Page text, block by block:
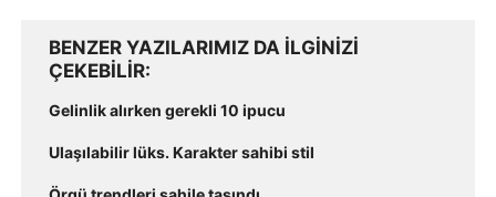
BENZER YAZILARIMIZ DA ILGINIZI
ÇEKEBILIR
Gelinlik alırken gerekli 10 ipucu
Ulaşılabilir lüks. Karakter sahibi stil